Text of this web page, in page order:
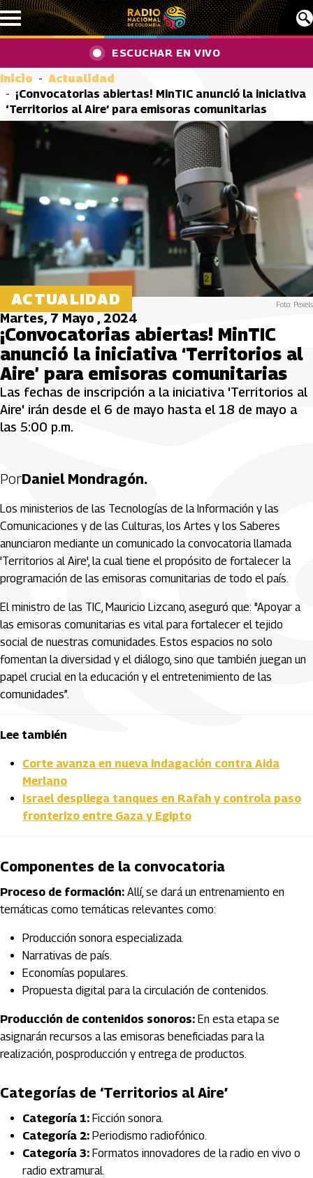
Pasar al contenido principal
ESCUCHAR EN VIVO
Inicio
Actualidad
¡Convocatorias abiertas! MinTIC anunció la iniciativa
‘Territorios al Aire’ para emisoras comunitarias
ACTUALIDAD Foto: Pexels
Martes, 7 Mayo , 2024
¡Convocatorias abiertas! MinTIC
anunció la iniciativa ‘Territorios al
Aire’ para emisoras comunitarias
Las fechas de inscripción a la iniciativa 'Territorios al
Aire' irán desde el 6 de mayo hasta el 18 de mayo a
las 5:00 p.m.
PorDaniel Mondragón.
Los ministerios de las Tecnologías de la Información y las
Comunicaciones y de las Culturas, los Artes y los Saberes
anunciaron mediante un comunicado la convocatoria llamada
'Territorios al Aire', la cual tiene el propósito de fortalecer la
programación de las emisoras comunitarias de todo el país.
El ministro de las TIC, Mauricio Lizcano, aseguró que: "Apoyar a
las emisoras comunitarias es vital para fortalecer el tejido
social de nuestras comunidades. Estos espacios no solo
fomentan la diversidad y el diálogo, sino que también juegan un
papel crucial en la educación y el entretenimiento de las
comunidades”.
Lee también
Corte avanza en nueva indagación contra Aida
Merlano
Israel despliega tanques en Rafah y controla paso
fronterizo entre Gaza y Egipto
Componentes de la convocatoria
Proceso de formación: Allí, se dará un entrenamiento en
temáticas como temáticas relevantes como:
Producción sonora especializada.
Narrativas de país.
Economías populares.
Propuesta digital para la circulación de contenidos.
Producción de contenidos sonoros: En esta etapa se
asignarán recursos a las emisoras beneficiadas para la
realización, posproducción y entrega de productos.
Categorías de ‘Territorios al Aire’
Categoría 1: Ficción sonora.
Categoría 2: Periodismo radiofónico.
Categoría 3: Formatos innovadores de la radio en vivo o
radio extramural.